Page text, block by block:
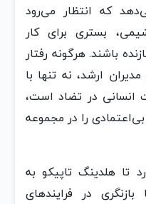
که انتظار می‌رود
بستری برای کار
باشند. هرگونه رفتار
ارشد، نه تنها با
انسانی در تضاد است،
را در مجموعه
تا هلدینگ تاپیکو به
در فرایندهای